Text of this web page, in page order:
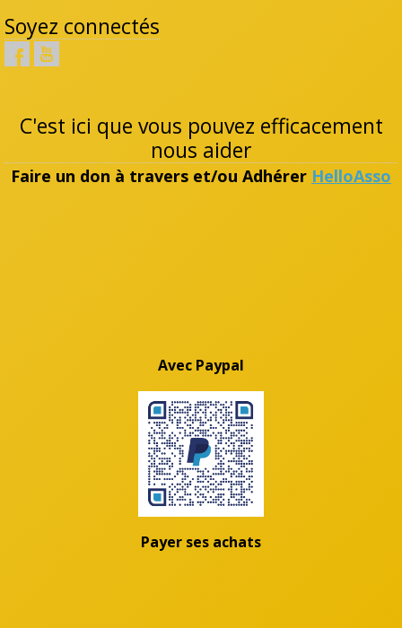
Soyez connectés
C'est ici que vous pouvez efficacement
nous aider
Faire un don à travers et/ou Adhérer HelloAsso
Avec Paypal
Payer ses achats